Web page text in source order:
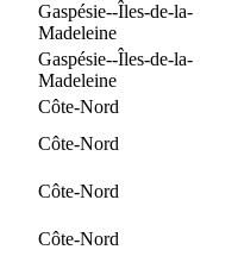
Gaspésie--Îles-de-la-
Madeleine
Gaspésie--Îles-de-la-
Madeleine
Côte-Nord
Côte-Nord
Côte-Nord
Côte-Nord